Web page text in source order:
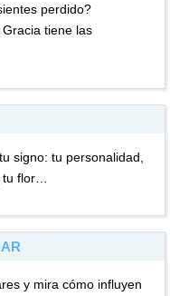
perdido?
tiene las
signo: tu personalidad,
flor…
y mira cómo influyen